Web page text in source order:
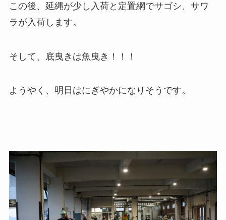
この後、延縄が少し入荷と定置網でサゴシ、サワ
ラが入荷します。
そして、底曳きは魚曳き！！！
ようやく、明日はにぎやかになりそうです。